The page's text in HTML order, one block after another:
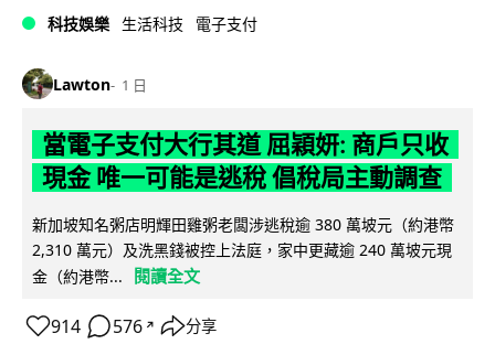
科技娛樂 生活科技 電子支付
Lawton 1 日
當電子支付大行其道 屈穎妍: 商戶只收
現金 唯一可能是逃稅 倡稅局主動調查
新加坡知名粥店明輝田雞粥老闆涉逃稅逾 380 萬坡元（約港幣
2,310 萬元）及洗黑錢被控上法庭，家中更藏逾 240 萬坡元現
金（約港幣...
閱讀全文
914 576 ↗ 分享